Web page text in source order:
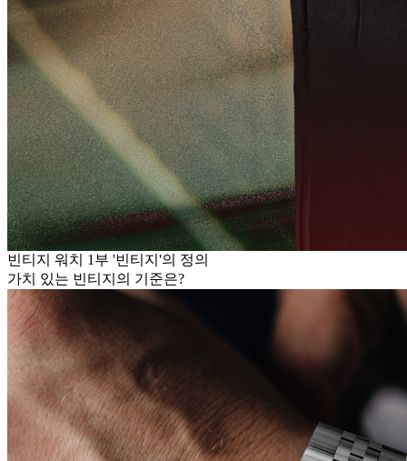
빈티지 워치 1부 '빈티지'의 정의
가치 있는 빈티지의 기준은?